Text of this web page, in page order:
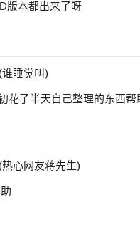
版本都出来了呀
(谁睡觉叫)
花了半天自己整理的东西
(热心网友蒋先生)